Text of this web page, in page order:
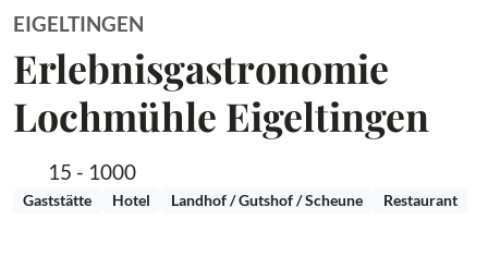
EIGELTINGEN
Erlebnisgastronomie
Lochmühle Eigeltingen
15 - 1000
Gaststätte Hotel Landhof / Gutshof / Scheune Restaurant